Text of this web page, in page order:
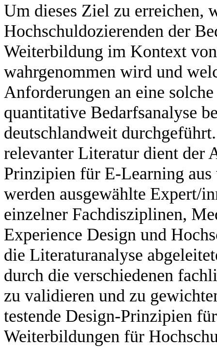
Um dieses Ziel zu erreichen,
Hochschuldozierenden der
Weiterbildung im Kontext
wahrgenommen wird und
Anforderungen an eine
quantitative Bedarfsanalyse
deutschlandweit
relevanter Literatur dient der
Prinzipien für E-Learning
werden ausgewählte Expert/
einzelner Fachdisziplinen,
Experience Design und
die Literaturanalyse
durch die verschiedenen
zu validieren und zu
testende Design-Prinzipien
Weiterbildungen für